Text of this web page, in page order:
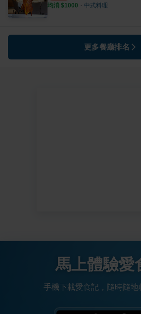
均消 $1000 ・ 中式料理
更多餐廳排名
馬上體驗愛
手機下載愛食記，隨時隨地